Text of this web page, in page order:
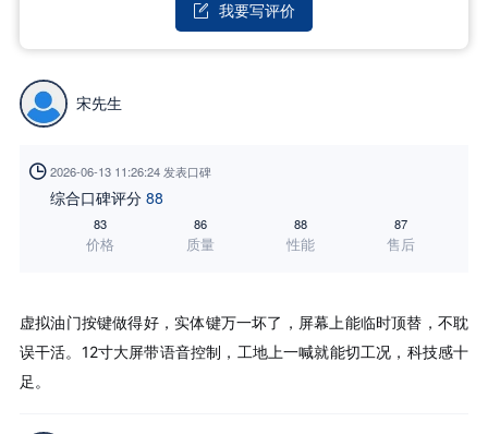
 我要写评价
宋先生
 2026-06-13 11:26:24 发表口碑
综合口碑评分 88
83
价格
86
质量
88
性能
87
售后
虚拟油门按键做得好，实体键万一坏了，屏幕上能临时顶替，不耽
误干活。12寸大屏带语音控制，工地上一喊就能切工况，科技感十
足。